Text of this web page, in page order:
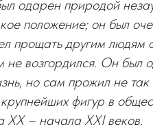
одарен природой
положение; он был
прощать другим людям
не возгордился. Он
но сам прожил не
фигур в
ХХ – начала ХХI веков.